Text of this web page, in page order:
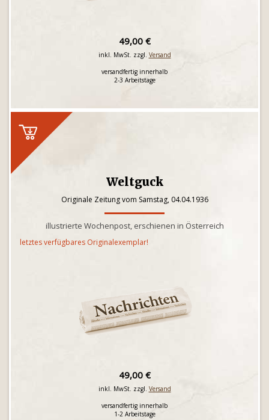
49,00 €
inkl. MwSt. zzgl. Versand
versandfertig innerhalb
2-3 Arbeitstage
Weltguck
Originale Zeitung vom Samstag, 04.04.1936
illustrierte Wochenpost, erschienen in Österreich
letztes verfügbares Originalexemplar!
49,00 €
inkl. MwSt. zzgl. Versand
versandfertig innerhalb
1-2 Arbeitstage